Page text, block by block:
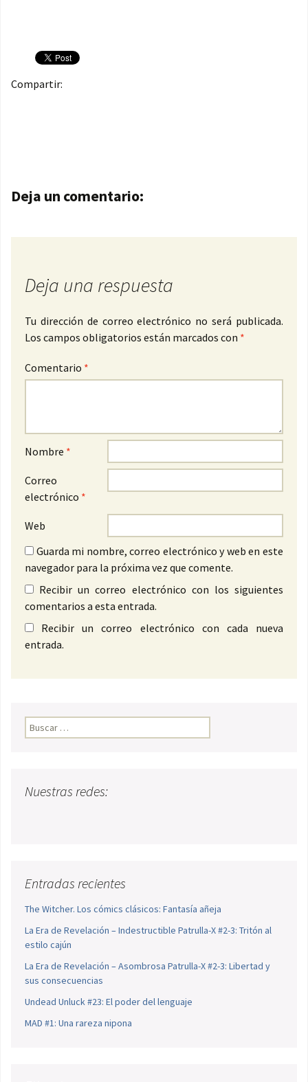
Compartir:
Navegación de entradas
Deja un comentario:
Deja una respuesta
Tu dirección de correo electrónico no será publicada.
Los campos obligatorios están marcados con *
Comentario *
Nombre *
Correo
electrónico *
Web
Guarda mi nombre, correo electrónico y web en este
navegador para la próxima vez que comente.
Recibir un correo electrónico con los siguientes
comentarios a esta entrada.
Recibir un correo electrónico con cada nueva
entrada.
Buscar:
Nuestras redes:
Entradas recientes
The Witcher. Los cómics clásicos: Fantasía añeja
La Era de Revelación – Indestructible Patrulla-X #2-3: Tritón al
estilo cajún
La Era de Revelación – Asombrosa Patrulla-X #2-3: Libertad y
sus consecuencias
Undead Unluck #23: El poder del lenguaje
MAD #1: Una rareza nipona